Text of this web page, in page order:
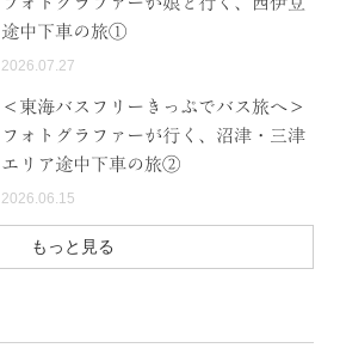
途中下車の旅①
2026.07.27
＜東海バスフリーきっぷでバス旅へ＞
フォトグラファーが行く、沼津・三津
エリア途中下車の旅②
2026.06.15
もっと見る